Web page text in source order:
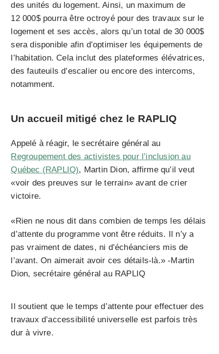
des unités du logement. Ainsi, un maximum de
12 000$ pourra être octroyé pour des travaux sur le
logement et ses accès, alors qu’un total de 30 000$
sera disponible afin d’optimiser les équipements de
l’habitation. Cela inclut des plateformes élévatrices,
des fauteuils d’escalier ou encore des intercoms,
notamment.
Un accueil mitigé chez le RAPLIQ
Appelé à réagir, le secrétaire général au
Regroupement des activistes pour l’inclusion au
Québec (RAPLIQ), Martin Dion, affirme qu’il veut
«voir des preuves sur le terrain» avant de crier
victoire.
«Rien ne nous dit dans combien de temps les délais
d’attente du programme vont être réduits. Il n’y a
pas vraiment de dates, ni d’échéanciers mis de
l’avant. On aimerait avoir ces détails-là.» -Martin
Dion, secrétaire général au RAPLIQ
Il soutient que le temps d’attente pour effectuer des
travaux d’accessibilité universelle est parfois très
dur à vivre.